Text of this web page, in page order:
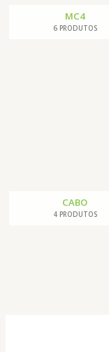
MC4
6 PRODUTOS
CABO
4 PRODUTOS